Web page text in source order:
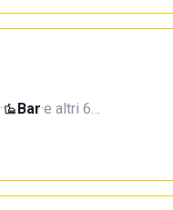
· Bar·e altri 6…